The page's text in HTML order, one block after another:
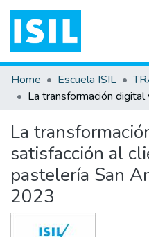
All of DSpace
Statistics
Documentos ▾
Home Escuela ISIL
La
satisfacción al
pastelería San
2023